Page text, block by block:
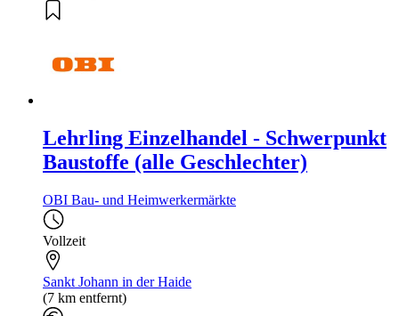
Lehrling Einzelhandel - Schwerpunkt
Baustoffe (alle Geschlechter)
OBI Bau- und Heimwerkermärkte
Vollzeit
Sankt Johann in der Haide
(7 km entfernt)